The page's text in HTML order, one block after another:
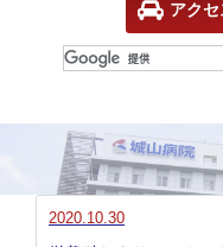
アクセ
2020.10.30